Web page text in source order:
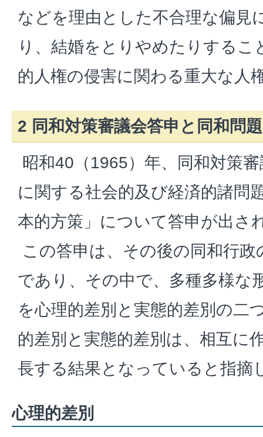
などを理由とした不合理な偏見
り、結婚をとりやめたりするこ
的人権の侵害に関わる重大な人
2 同和対策審議会答申と同和問
昭和40（1965）年、同和対策
に関する社会的及び経済的諸問
本的方策」について答申が出さ
この答申は、その後の同和行
であり、その中で、多種多様な
を心理的差別と実態的差別の二
的差別と実態的差別は、相互に
長する結果となっていると指摘
心理的差別